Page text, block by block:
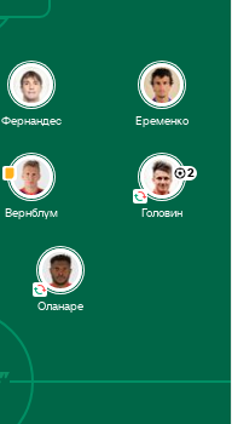
2
Головин
Фернандес Еременко
Вернблум
Оланаре